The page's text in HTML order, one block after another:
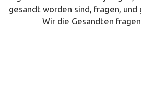
gesandt worden sind, fragen, und
Wir die Gesandten fragen.